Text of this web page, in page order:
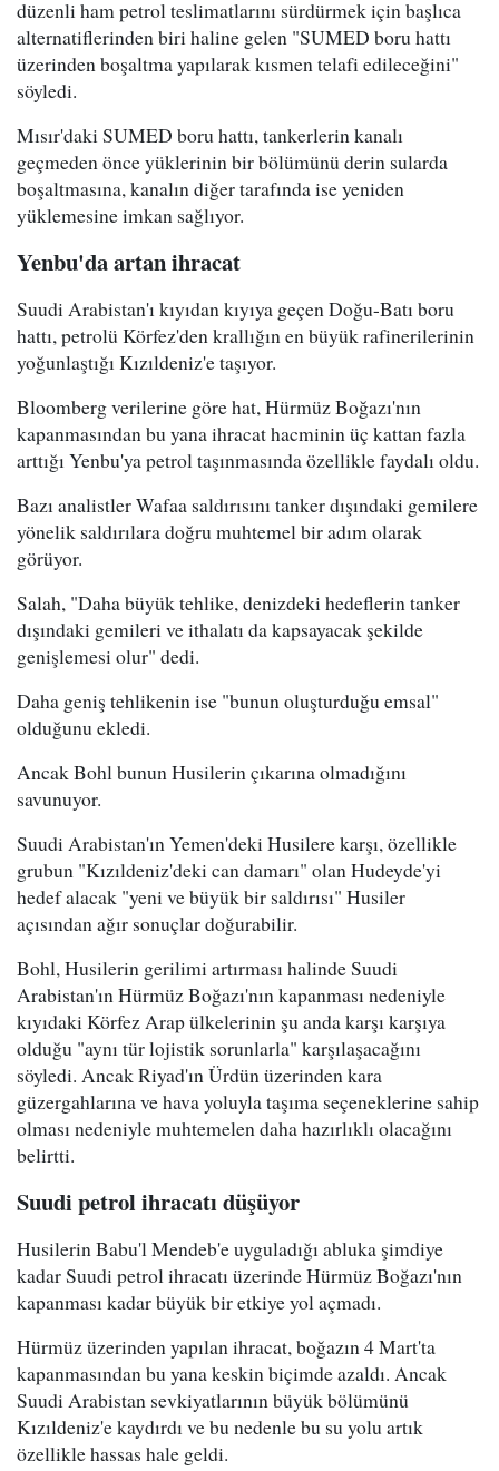
düzenli ham petrol teslimatlarını sürdürmek için başlıca
alternatiflerinden biri haline gelen "SUMED boru hattı
üzerinden boşaltma yapılarak kısmen telafi edileceğini"
söyledi.
Mısır'daki SUMED boru hattı, tankerlerin kanalı
geçmeden önce yüklerinin bir bölümünü derin sularda
boşaltmasına, kanalın diğer tarafında ise yeniden
yüklemesine imkan sağlıyor.
Yenbu'da artan ihracat
Suudi Arabistan'ı kıyıdan kıyıya geçen Doğu-Batı boru
hattı, petrolü Körfez'den krallığın en büyük rafinerilerinin
yoğunlaştığı Kızıldeniz'e taşıyor.
Bloomberg verilerine göre hat, Hürmüz Boğazı'nın
kapanmasından bu yana ihracat hacminin üç kattan fazla
arttığı Yenbu'ya petrol taşınmasında özellikle faydalı oldu.
Bazı analistler Wafaa saldırısını tanker dışındaki gemilere
yönelik saldırılara doğru muhtemel bir adım olarak
görüyor.
Salah, "Daha büyük tehlike, denizdeki hedeflerin tanker
dışındaki gemileri ve ithalatı da kapsayacak şekilde
genişlemesi olur" dedi.
Daha geniş tehlikenin ise "bunun oluşturduğu emsal"
olduğunu ekledi.
Ancak Bohl bunun Husilerin çıkarına olmadığını
savunuyor.
Suudi Arabistan'ın Yemen'deki Husilere karşı, özellikle
grubun "Kızıldeniz'deki can damarı" olan Hudeyde'yi
hedef alacak "yeni ve büyük bir saldırısı" Husiler
açısından ağır sonuçlar doğurabilir.
Bohl, Husilerin gerilimi artırması halinde Suudi
Arabistan'ın Hürmüz Boğazı'nın kapanması nedeniyle
kıyıdaki Körfez Arap ülkelerinin şu anda karşı karşıya
olduğu "aynı tür lojistik sorunlarla" karşılaşacağını
söyledi. Ancak Riyad'ın Ürdün üzerinden kara
güzergahlarına ve hava yoluyla taşıma seçeneklerine sahip
olması nedeniyle muhtemelen daha hazırlıklı olacağını
belirtti.
Suudi petrol ihracatı düşüyor
Husilerin Babu'l Mendeb'e uyguladığı abluka şimdiye
kadar Suudi petrol ihracatı üzerinde Hürmüz Boğazı'nın
kapanması kadar büyük bir etkiye yol açmadı.
Hürmüz üzerinden yapılan ihracat, boğazın 4 Mart'ta
kapanmasından bu yana keskin biçimde azaldı. Ancak
Suudi Arabistan sevkiyatlarının büyük bölümünü
Kızıldeniz'e kaydırdı ve bu nedenle bu su yolu artık
özellikle hassas hale geldi.